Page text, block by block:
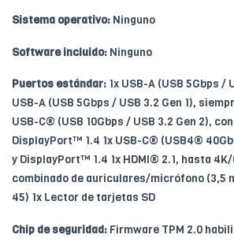
Sistema operativo: Ninguno
Software incluido: Ninguno
Puertos estándar: 1x USB-A (USB 5Gbps /
USB-A (USB 5Gbps / USB 3.2 Gen 1),
USB-C® (USB 10Gbps / USB 3.2 Gen 2),
DisplayPort™ 1.4 1x USB-C® (USB4®
y DisplayPort™ 1.4 1x HDMI® 2.1, hasta
combinado de auriculares/micrófono (3,5
45) 1x Lector de tarjetas SD
Chip de seguridad: Firmware TPM 2.0